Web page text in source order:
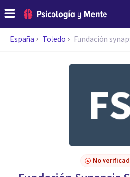
España Toledo Fundación
No